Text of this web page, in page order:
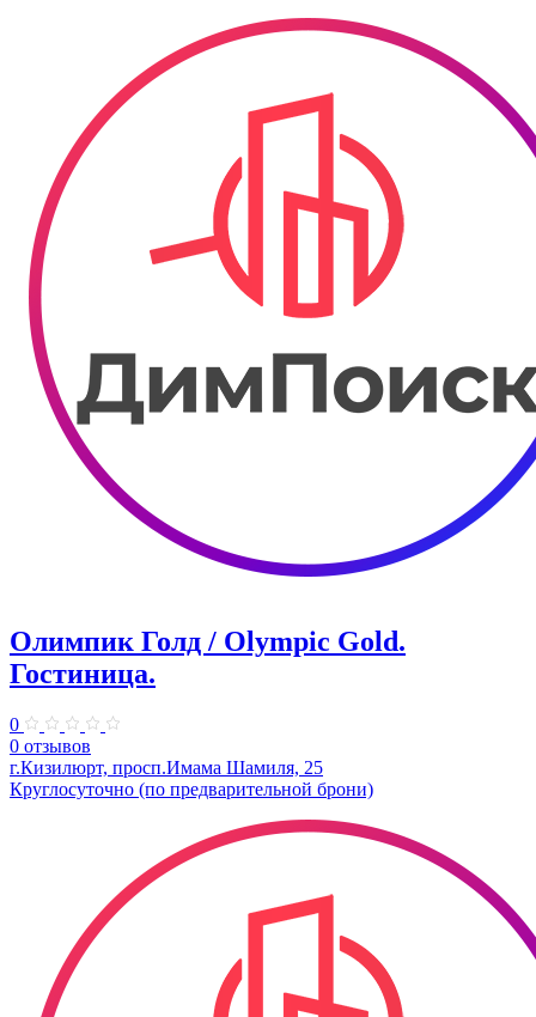
Олимпик Голд / Olympic Gold.
Гостиница.
0
0 отзывов
г.Кизилюрт, просп.Имама Шамиля, 25
Круглосуточно (по предварительной брони)